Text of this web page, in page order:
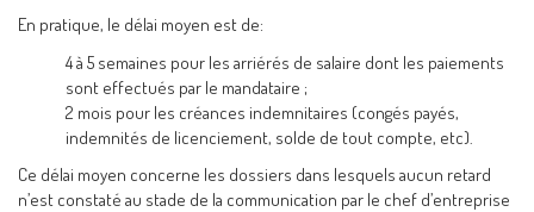
En pratique, le délai moyen est de:
4 à 5 semaines pour les arriérés de salaire dont les paiements
sont effectués par le mandataire ;
2 mois pour les créances indemnitaires (congés payés,
indemnités de licenciement, solde de tout compte, etc).
Ce délai moyen concerne les dossiers dans lesquels aucun retard
n’est constaté au stade de la communication par le chef d’entreprise